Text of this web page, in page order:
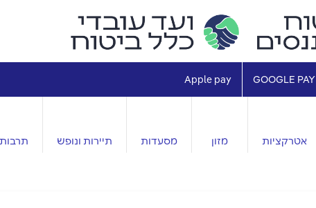
GOOGLE PAY
Apple pay
אטרקציות מזון מסעדות תיירות ונופש תרבות